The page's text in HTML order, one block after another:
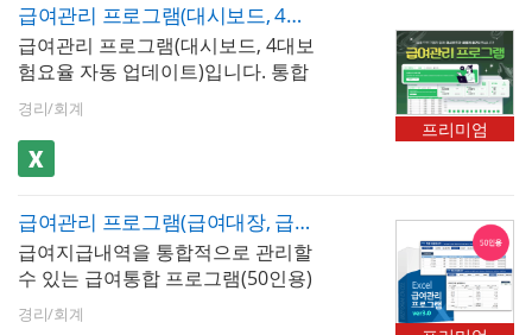
급내역과 급여결산보고서는 그래프
화하여 보고서형태로 사용하기 편
리합니다. 사원정보를 바탕으로 재
직증명서, 경력증명서, 퇴직증명서,
등으로 자동으로 불러와서 출력 할
수 있습니다.
급여관리 프로그램(대시보드, 4대보험요율 자동 업데이트, 급여대장, 급여명세서, 급여입금내역서, 급여결산보고서, 재직증명서, 근로계약서)
급여관리 프로그램(대시보드, 4대보
험요율 자동 업데이트)입니다. 통합
대시보드를 통해 급여지급내역 등
을 그래프 형태로 시각화하여 제공
함으로써, 사용자는 복잡한 데이터
를 한 눈에 직관적으로 파악하고 분
입력 가능하며, 근로소득세, 4대보
험 등 공제내역이 자동 계산됩니다.
엑셀 파일 내 [최신 업데이트]버튼을
클릭하면 매년 개정되는 4대보험요
경리/회계
프리미엄
급여관리 프로그램(급여대장, 급여명세서, 급여입금내역서, 재직증명서, 퇴직증명서)(50인용)
급여지급내역을 통합적으로 관리할
수 있는 급여통합 프로그램(50인용)
입니다. 급여내역을 월별로 입력, 저
장, 검색할 수 있습니다. 4대보험이
경리/회계